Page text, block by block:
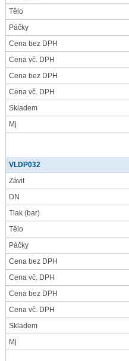
Tělo
Páčky
Cena bez DPH
Cena vč. DPH
Cena bez DPH
Cena vč. DPH
Skladem
Mj
VLDP032
Závit
DN
Tlak (bar)
Tělo
Páčky
Cena bez DPH
Cena vč. DPH
Cena bez DPH
Cena vč. DPH
Skladem
Mj